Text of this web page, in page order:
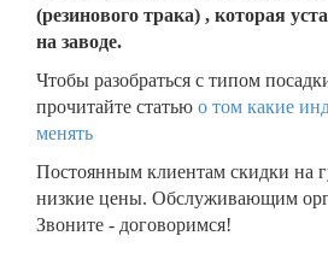
(резинового трака) , которая
на заводе.
Чтобы разобраться с типом
прочитайте статью о том какие
менять
Постоянным клиентам скидки на
низкие цены. Обслуживающим
Звоните - договоримся!